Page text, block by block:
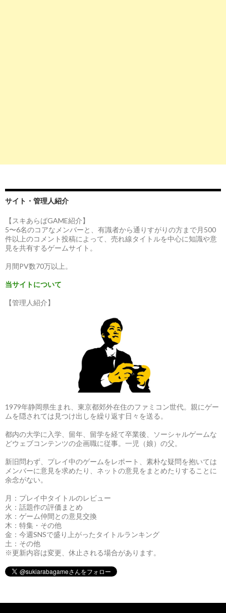
サイト・管理人紹介
【スキあらばGAME紹介】
5〜6名のコアなメンバーと、有識者から通りすがりの方まで月500
件以上のコメント投稿によって、売れ線タイトルを中心に知識や意
見を共有するゲームサイト。
月間PV数70万以上。
当サイトについて
【管理人紹介】
1979年静岡県生まれ、東京都郊外在住のファミコン世代。親にゲー
ムを隠されては見つけ出しを繰り返す日々を送る。
都内の大学に入学、留年、留学を経て卒業後、ソーシャルゲームな
どウェブコンテンツの企画職に従事。一児（娘）の父。
新旧問わず、プレイ中のゲームをレポート、素朴な疑問を抱いては
メンバーに意見を求めたり、ネットの意見をまとめたりすることに
余念がない。
月：プレイ中タイトルのレビュー
火：話題作の評価まとめ
水：ゲーム仲間との意見交換
木：特集・その他
金：今週SNSで盛り上がったタイトルランキング
土：その他
※更新内容は変更、休止される場合があります。